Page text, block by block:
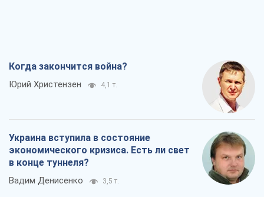
Когда закончится война?
Юрий Христензен 4,1 т.
Украина вступила в состояние
экономического кризиса. Есть ли свет
в конце туннеля?
Вадим Денисенко 3,5 т.